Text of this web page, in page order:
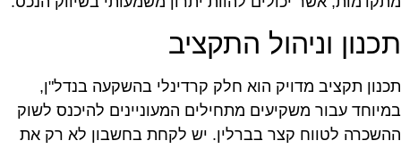
וניהול התקציב
תקציב מדויק הוא חלק קרדינלי בהשקעה בנדל"ן,
עבור משקיעים מתחילים המעוניינים להיכנס לשוק
לטווח קצר בברלין. יש לקחת בחשבון לא רק את